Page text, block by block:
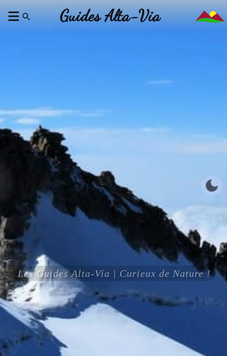
Guides Alta-Via
Les Guides Alta-Via | Curieux de Nature !